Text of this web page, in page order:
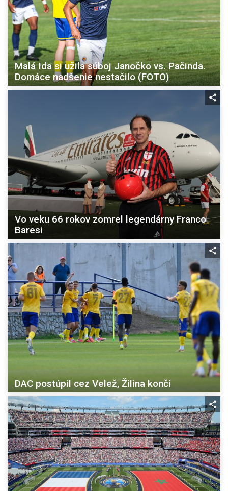
Malá Ida si užila súboj Janočko vs. Pačinda.
Domáce nadšenie nestačilo (FOTO)
Vo veku 66 rokov zomrel legendárny Franco
Baresi
DAC postúpil cez Velež, Žilina končí